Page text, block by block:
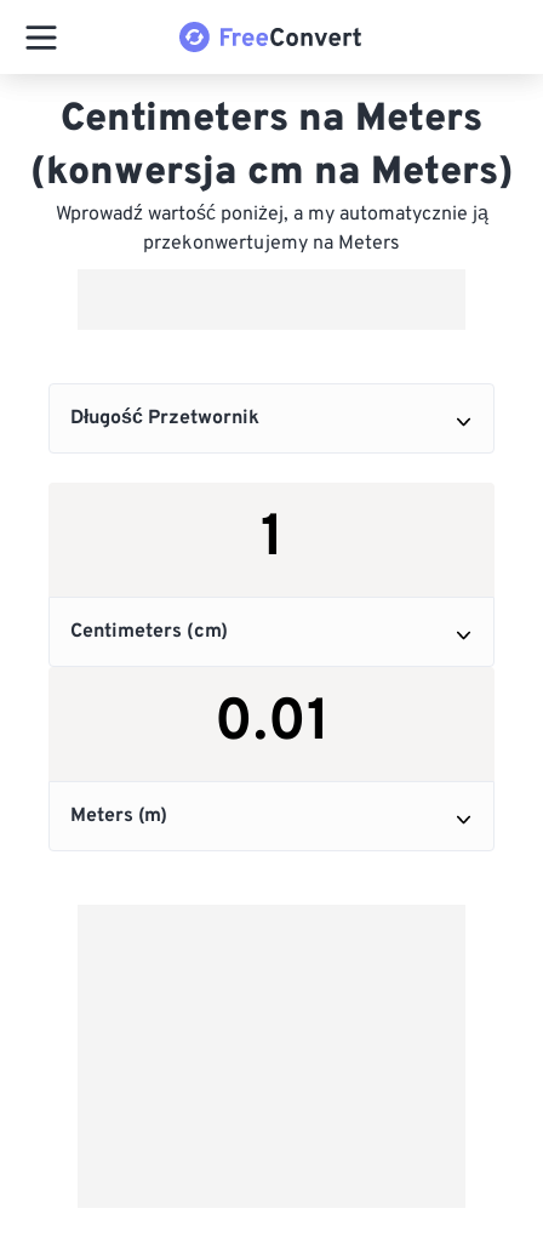
Centimeters na Meters
(konwersja cm na Meters)
Wprowadź wartość poniżej, a my automatycznie ją
przekonwertujemy na Meters